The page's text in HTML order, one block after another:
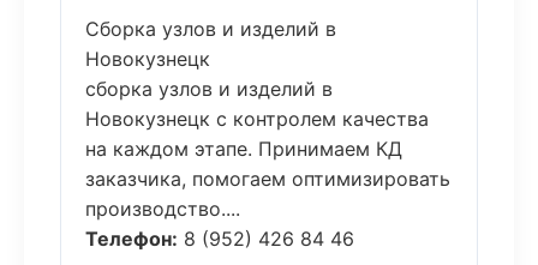
Сборка узлов и изделий в
Новокузнецк
сборка узлов и изделий в
Новокузнецк с контролем качества
на каждом этапе. Принимаем КД
заказчика, помогаем оптимизировать
производство....
Телефон: 8 (952) 426 84 46